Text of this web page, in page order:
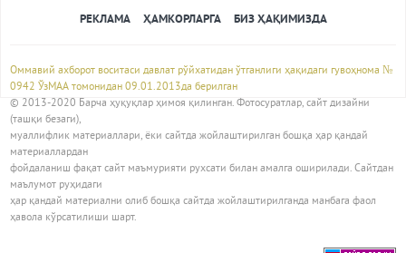
РЕКЛАМА ҲАМКОРЛАРГА БИЗ ҲАҚИМИЗДА
Оммавий ахборот воситаси давлат рўйхатидан ўтганлиги ҳақидаги гувоҳнома №
0942 ЎзМАА томонидан 09.01.2013да берилган
© 2013-2020 Барча ҳуқуқлар ҳимоя қилинган. Фотосуратлар, сайт дизайни
(ташқи безаги),
муаллифлик материаллари, ёки сайтда жойлаштирилган бошқа ҳар қандай
материаллардан
фойдаланиш фақат сайт маъмурияти рухсати билан амалга оширилади. Сайтдан
маълумот руҳидаги
ҳар қандай материални олиб бошқа сайтда жойлаштирилганда манбага фаол
ҳавола кўрсатилиши шарт.